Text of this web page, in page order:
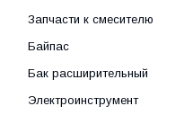
Запчасти к смесителю
Байпас
Бак расширительный
Электроинструмент